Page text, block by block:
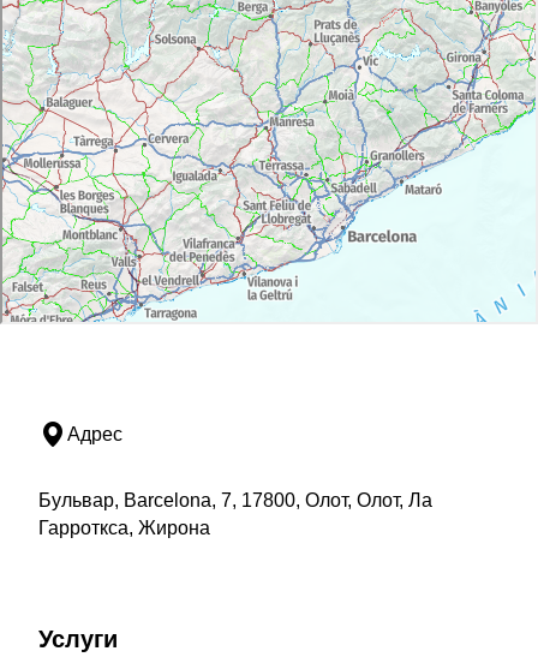
Адрес
Бульвар, Barcelona, 7, 17800, Олот, Олот, Ла
Гарроткса, Жирона
Услуги